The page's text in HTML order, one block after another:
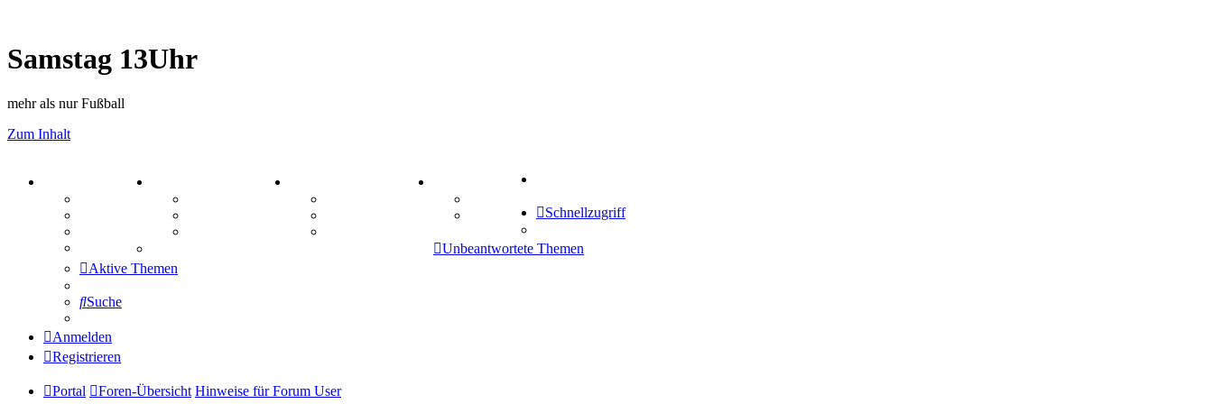
Samstag 13Uhr
mehr als nur Fußball
Zum Inhalt
Mastodon
Comunio
Schnellzugriff
Unbeantwortete Themen
Aktive Themen
Suche
Anmelden
Registrieren
Portal Foren-Übersicht Hinweise für Forum User